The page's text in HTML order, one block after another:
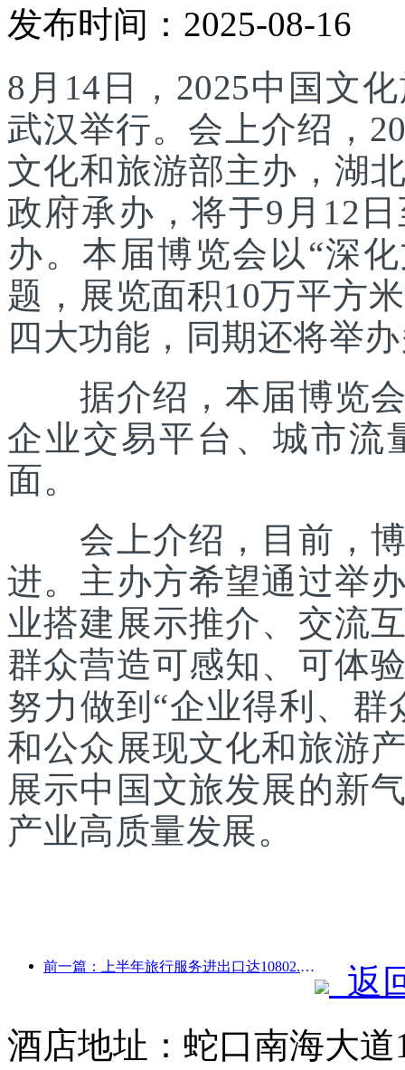
发布时间：2025-08-16
8月14日，2025中国文
武汉举行。会上介绍，
文化和旅游部主办，湖
政府承办，将于9月12
办。本届博览会以“深
题，展览面积10万平方
四大功能，同期还将举
据介绍，本届博览会
企业交易平台、城市流
面。
会上介绍，目前，博
进。主办方希望通过举
业搭建展示推介、交流
群众营造可感知、可体
努力做到“企业得利、
和公众展现文化和旅游
展示中国文旅发展的新
产业高质量发展。
前一篇：上半年旅行服务进出口达10802.9亿元
返
酒店地址：蛇口南海大